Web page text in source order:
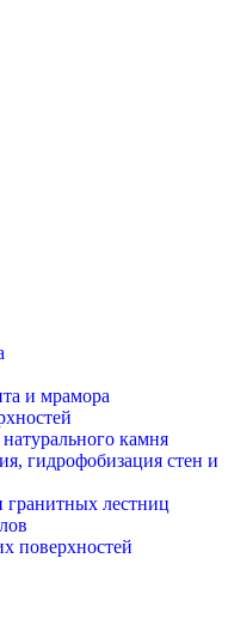
и мрамора
камня
гидрофобизация стен и
лестниц
поверхностей